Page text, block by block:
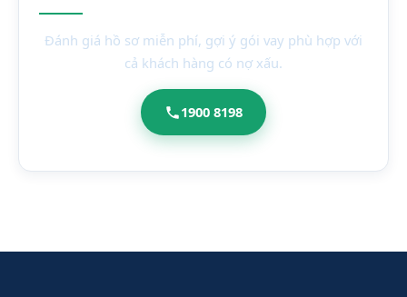
Đánh giá hồ sơ miễn phí, gợi ý gói vay phù hợp với
cả khách hàng có nợ xấu.
1900 8198